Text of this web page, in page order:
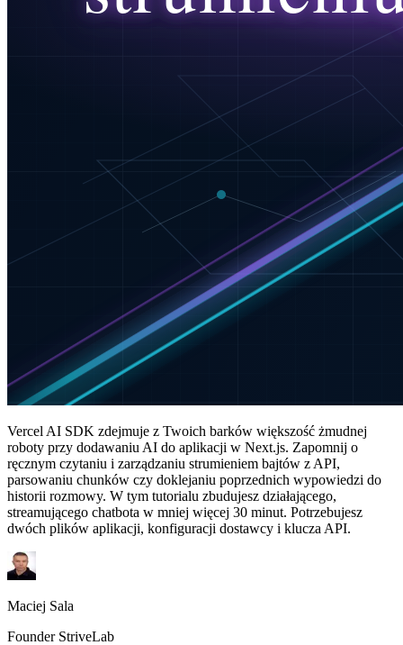
Vercel AI SDK zdejmuje z Twoich barków większość żmudnej
roboty przy dodawaniu AI do aplikacji w Next.js. Zapomnij o
ręcznym czytaniu i zarządzaniu strumieniem bajtów z API,
parsowaniu chunków czy doklejaniu poprzednich wypowiedzi do
historii rozmowy. W tym tutorialu zbudujesz działającego,
streamującego chatbota w mniej więcej 30 minut. Potrzebujesz
dwóch plików aplikacji, konfiguracji dostawcy i klucza API.
Maciej Sala
Founder StriveLab